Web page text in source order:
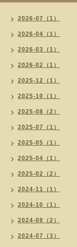
2026-07（1）
2026-04（1）
2026-03（1）
2026-02（1）
2025-12（1）
2025-10（1）
2025-08（2）
2025-07（1）
2025-05（1）
2025-04（1）
2025-02（2）
2024-11（1）
2024-10（1）
2024-08（2）
2024-07（3）